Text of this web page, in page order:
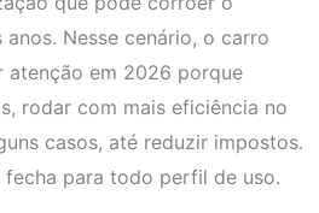
Nesse cenário, o carro
atenção em 2026 porque
rodar com mais eficiência no
casos, até reduzir impostos.
para todo perfil de uso.